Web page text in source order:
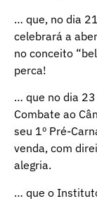
… que, no dia
celebrará a
no conceito
perca!
… que no dia
Combate ao
seu 1º Pré-
venda, com
alegria.
… que o